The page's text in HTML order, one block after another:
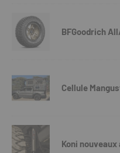
BFGoodrich
Cellule
Koni